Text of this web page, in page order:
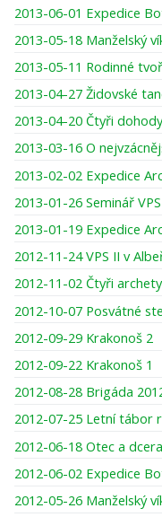
2013-06-01 Expedice
2013-05-18 Manželský
2013-05-11 Rodinné
2013-04-27 Židovské
2013-04-20 Čtyři
2013-02-02 Expedice
2013-01-26 Seminář
2013-01-19 Expedice
2012-11-24 VPS II v
2012-11-02 Čtyři
2012-10-07 Posvátné
2012-09-29 Krakonoš 2
2012-09-22 Krakonoš 1
2012-08-28 Brigáda
2012-07-25 Letní tábor
2012-06-18 Otec a dcera
2012-06-02 Expedice
2012-05-26 Manželský